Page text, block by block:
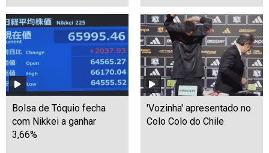
Bolsa de Tóquio fecha
com Nikkei a ganhar
3,66%
'Vozinha' apresentado no
Colo Colo do Chile